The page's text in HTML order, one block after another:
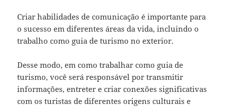
Criar habilidades de comunicação é importante para
o sucesso em diferentes áreas da vida, incluindo o
trabalho como guia de turismo no exterior.
Desse modo, em como trabalhar como guia de
turismo, você será responsável por transmitir
informações, entreter e criar conexões significativas
com os turistas de diferentes origens culturais e